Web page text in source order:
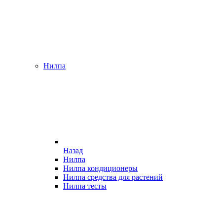
Нилпа
Назад
Нилпа
Нилпа кондиционеры
Нилпа средства для растений
Нилпа тесты